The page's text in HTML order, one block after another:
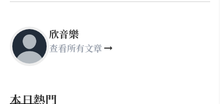
欣音樂
查看所有文章
本日熱門